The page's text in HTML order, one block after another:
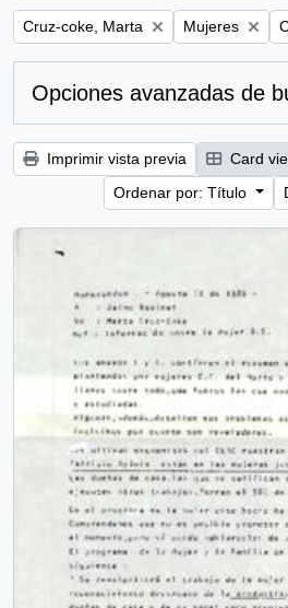
Remove filter:
Cruz-coke, Marta Remove filter:
Mujeres
Opciones avanzadas de
Imprimir vista previa Card
Ordenar por: Título